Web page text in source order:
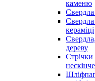
каменю
Свердла
кераміці
дереву
Стрічки